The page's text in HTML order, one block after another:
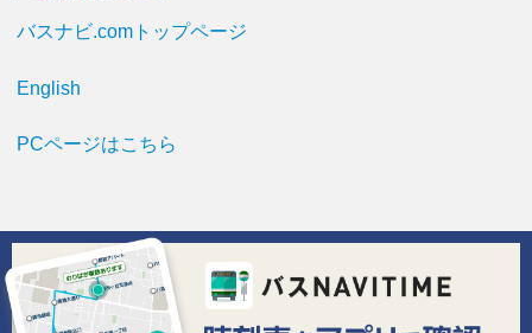
バスナビ.comトップページ
English
PCページはこちら